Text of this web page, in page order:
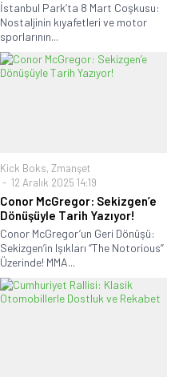
İstanbul Park’ta 8 Mart Coşkusu:
Nostaljinin kıyafetleri ve motor
sporlarının...
Kick Boks, Zmanşet
12 Aralık 2025 14:19
Conor McGregor: Sekizgen’e
Dönüşüyle Tarih Yazıyor!
Conor McGregor’un Geri Dönüşü:
Sekizgen’in Işıkları “The Notorious”
Üzerinde! MMA...